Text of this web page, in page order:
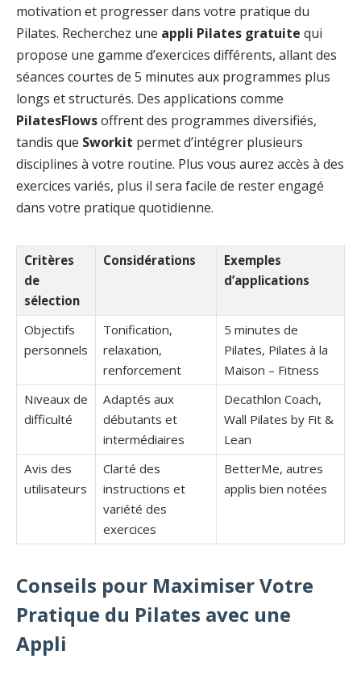
motivation et progresser dans votre pratique du
Pilates. Recherchez une appli Pilates gratuite qui
propose une gamme d’exercices différents, allant des
séances courtes de 5 minutes aux programmes plus
longs et structurés. Des applications comme
PilatesFlowsoffrent des programmes diversifiés,
tandis que Sworkit permet d’intégrer plusieurs
disciplines à votre routine. Plus vous aurez accès à des
exercices variés, plus il sera facile de rester engagé
dans votre pratique quotidienne.
Critères
de
sélection
Considérations
Exemples
d’applications
Objectifs
personnels
Tonification,
relaxation,
renforcement
5 minutes de
Pilates, Pilates à la
Maison – Fitness
Niveaux de
difficulté
Adaptés aux
débutants et
intermédiaires
Decathlon Coach,
Wall Pilates by Fit &
Lean
Avis des
utilisateurs
Clarté des
instructions et
variété des
exercices
BetterMe, autres
applis bien notées
Conseils pour Maximiser Votre
Pratique du Pilates avec une
Appli